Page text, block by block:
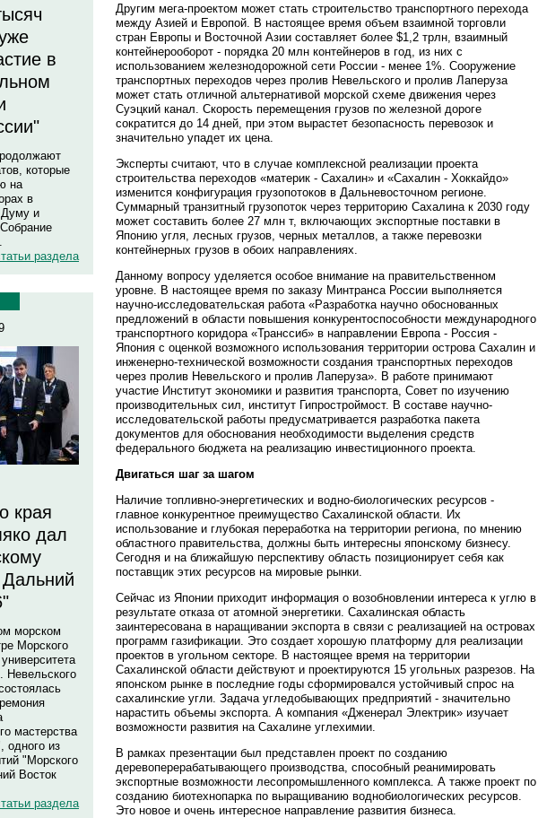
в
которые
на
в
Думу и
раздела
края
дал
Дальний
морском
Морского
Невельского
мастерства
одного из
"Морского
Восток
раздела
Другим мега-проектом может стать строительство транспортного перехода
между Азией и Европой. В настоящее время объем взаимной торговли
стран Европы и Восточной Азии составляет более $1,2 трлн, взаимный
контейнерооборот - порядка 20 млн контейнеров в год, из них с
использованием железнодорожной сети России - менее 1%. Сооружение
транспортных переходов через пролив Невельского и пролив Лаперуза
может стать отличной альтернативой морской схеме движения через
Суэцкий канал. Скорость перемещения грузов по железной дороге
сократится до 14 дней, при этом вырастет безопасность перевозок и
значительно упадет их цена.
Эксперты считают, что в случае комплексной реализации проекта
строительства переходов «материк - Сахалин» и «Сахалин - Хоккайдо»
изменится конфигурация грузопотоков в Дальневосточном регионе.
Суммарный транзитный грузопоток через территорию Сахалина к 2030 году
может составить более 27 млн т, включающих экспортные поставки в
Японию угля, лесных грузов, черных металлов, а также перевозки
контейнерных грузов в обоих направлениях.
Данному вопросу уделяется особое внимание на правительственном
уровне. В настоящее время по заказу Минтранса России выполняется
научно-исследовательская работа «Разработка научно обоснованных
предложений в области повышения конкурентоспособности международного
транспортного коридора «Транссиб» в направлении Европа - Россия -
Япония с оценкой возможного использования территории острова Сахалин и
инженерно-технической возможности создания транспортных переходов
через пролив Невельского и пролив Лаперуза». В работе принимают
участие Институт экономики и развития транспорта, Совет по изучению
производительных сил, институт Гипростроймост. В составе научно-
исследовательской работы предусматривается разработка пакета
документов для обоснования необходимости выделения средств
федерального бюджета на реализацию инвестиционного проекта.
Двигаться шаг за шагом
Наличие топливно-энергетических и водно-биологических ресурсов -
главное конкурентное преимущество Сахалинской области. Их
использование и глубокая переработка на территории региона, по мнению
областного правительства, должны быть интересны японскому бизнесу.
Сегодня и на ближайшую перспективу область позиционирует себя как
поставщик этих ресурсов на мировые рынки.
Сейчас из Японии приходит информация о возобновлении интереса к углю в
результате отказа от атомной энергетики. Сахалинская область
заинтересована в наращивании экспорта в связи с реализацией на островах
программ газификации. Это создает хорошую платформу для реализации
проектов в угольном секторе. В настоящее время на территории
Сахалинской области действуют и проектируются 15 угольных разрезов. На
японском рынке в последние годы сформировался устойчивый спрос на
сахалинские угли. Задача угледобывающих предприятий - значительно
нарастить объемы экспорта. А компания «Дженерал Электрик» изучает
возможности развития на Сахалине углехимии.
В рамках презентации был представлен проект по созданию
деревоперерабатывающего производства, способный реанимировать
экспортные возможности лесопромышленного комплекса. А также проект по
созданию биотехнопарка по выращиванию воднобиологических ресурсов.
Это новое и очень интересное направление развития бизнеса.